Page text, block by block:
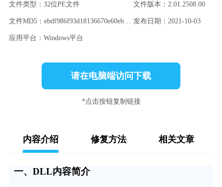
文件类型：32位PE文件 文件版本：2.01.2508.00
文件MD5：ebdf986f93d18136670e60ebb89bfe88 发布日期：2021-10-03
应用平台：Windows平台
请在电脑端访问下载
*点击按钮复制链接
内容介绍 修复方法 相关文章
一、DLL内容简介